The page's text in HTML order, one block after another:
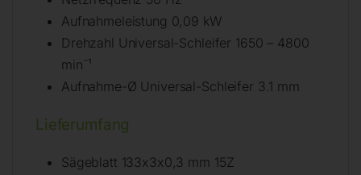
Aufnahmeleistung 0,09 kW
Drehzahl Universal-Schleifer 1650 – 4800
min¯¹
Aufnahme-Ø Universal-Schleifer 3.1 mm
Lieferumfang
Sägeblatt 133x3x0,3 mm 15Z